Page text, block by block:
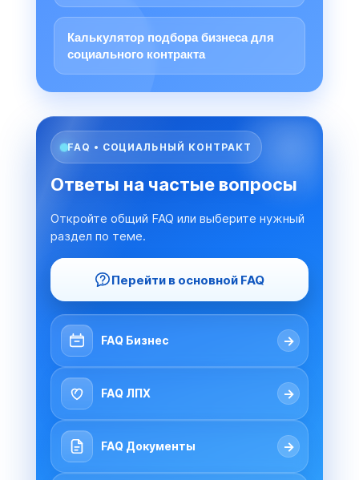
Калькулятор подбора бизнеса для
социального контракта
FAQ • СОЦИАЛЬНЫЙ КОНТРАКТ
Ответы на частые вопросы
Откройте общий FAQ или выберите нужный
раздел по теме.
Перейти в основной FAQ
FAQ Бизнес →
FAQ ЛПХ →
FAQ Документы →